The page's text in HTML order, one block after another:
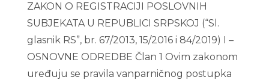
ZAKON O REGISTRACIJI POSLOVNIH
SUBJEKATA U REPUBLICI SRPSKOJ (“Sl.
glasnik RS”, br. 67/2013, 15/2016 i 84/2019) I –
OSNOVNE ODREDBE Član 1 Ovim zakonom
uređuju se pravila vanparničnog postupka